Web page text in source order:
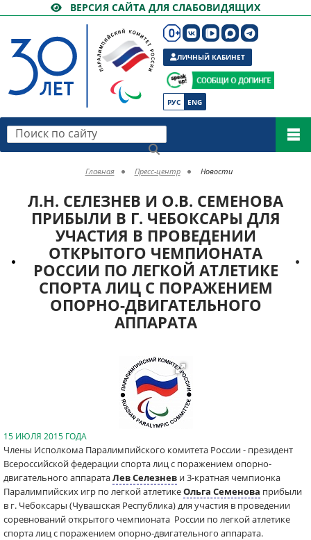
ВЕРСИЯ САЙТА ДЛЯ СЛАБОВИДЯЩИХ
РУС ENG
ЛИЧНЫЙ КАБИНЕТ
Поиск по сайту
Главная Пресс-центр Новости
Л.Н. СЕЛЕЗНЕВ И О.В. СЕМЕНОВА
ПРИБЫЛИ В Г. ЧЕБОКСАРЫ ДЛЯ
УЧАСТИЯ В ПРОВЕДЕНИИ
ОТКРЫТОГО ЧЕМПИОНАТА
РОССИИ ПО ЛЕГКОЙ АТЛЕТИКЕ
СПОРТА ЛИЦ С ПОРАЖЕНИЕМ
ОПОРНО-ДВИГАТЕЛЬНОГО
АППАРАТА
15 ИЮЛЯ 2015 ГОДА
Члены Исполкома Паралимпийского комитета России - президент
Всероссийской федерации спорта лиц с поражением опорно-
двигательного аппаратаЛев Селезнев и 3-кратная чемпионка
Паралимпийских игр по легкой атлетикеОльга Семенова прибыли
в г. Чебоксары (Чувашская Республика) для участия в проведении
соревнований открытого чемпионата России по легкой атлетике
спорта лиц с поражением опорно-двигательного аппарата.